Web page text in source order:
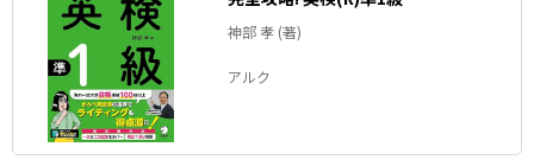
神部 孝 (著)
アルク